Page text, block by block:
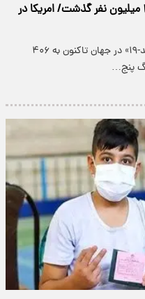
آمار موارد ابتلا به کرونا در جهان از ۴۰۶ میلیون نفر گذشت/ امریکا در
پارسینه: مجموع مبتلایان به بیماری «کووید-۱۹» در جهان تاکنون به ۴۰۶